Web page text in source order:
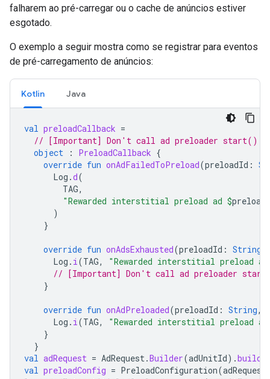
falharem ao pré-carregar ou o cache de anúncios estiver
esgotado.
O exemplo a seguir mostra como se registrar para eventos
de pré-carregamento de anúncios:
Kotlin Java
val preloadCallback =
// [Important] Don't call ad preloader start()
object
: PreloadCallback {
override fun onAdFailedToPreload(preloadId :
Log .d(
TAG,
"Rewarded interstitial preload ad $
)
}
override fun onAdsExhausted(preloadId : String
Log . i(TAG,
"Rewarded interstitial preload
// [Important] Don't call ad preloader
}
override fun onAdPreloaded(preloadId : String,
Log . i(TAG,
"Rewarded interstitial preload
}
}
val adRequest = AdRequest.Builder(adUnitId).build
val preloadConfig = PreloadConfiguration(adRequest